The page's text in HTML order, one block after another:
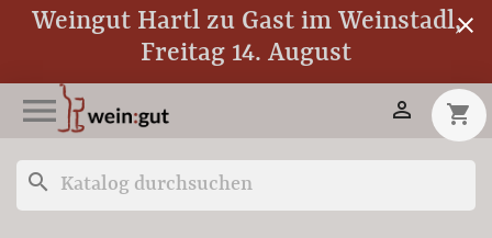
Weingut Hartl zu Gast im Weinstadl,
Freitag 14. August
close
 shopping_cart

search